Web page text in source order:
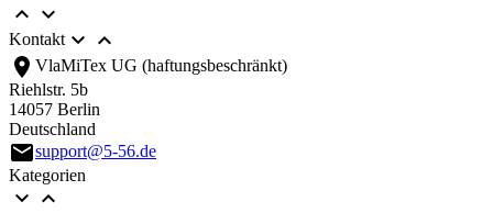
 
Kontakt 
location_on VlaMiTex UG (haftungsbeschränkt)
Riehlstr. 5b
14057 Berlin
Deutschland
emailsupport@5-56.de
Kategorien
 